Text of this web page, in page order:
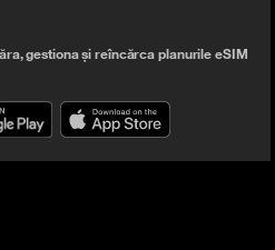
gestiona și reîncărca planurile eSIM